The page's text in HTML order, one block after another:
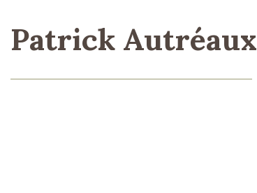
Patrick Autréaux